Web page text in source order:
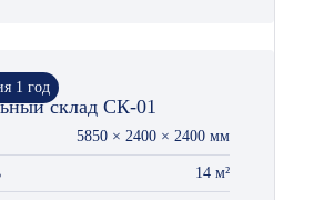
1 год
склад СК-01
5850 × 2400 × 2400 мм
14 м²